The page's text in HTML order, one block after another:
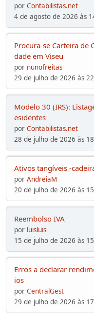
por Contabilistas.net
4 de agosto de 2026 às
Procura-se Carteira de
dade em Viseu
por nunofreitas
29 de julho de 2026 às
Modelo 30 (IRS):
esidentes
por Contabilistas.net
28 de julho de 2026 às
Ativos tangíveis -
por AndreiaM
20 de julho de 2026 às
Reembolso IVA
por luisluis
15 de julho de 2026 às
Erros a declarar
ios
por CentralGest
29 de julho de 2026 às